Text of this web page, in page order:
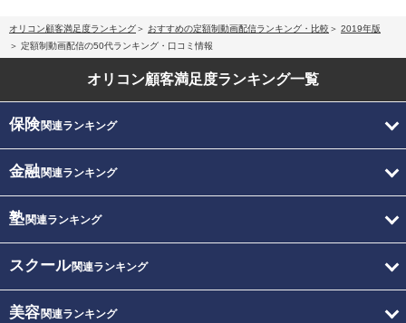
オリコン顧客満足度ランキング おすすめの定額制動画配信ランキング・比較
2019年版
定額制動画配信の50代ランキング・口コミ情報
オリコン顧客満足度ランキング一覧
保険関連ランキング
金融関連ランキング
塾関連ランキング
スクール関連ランキング
美容関連ランキング